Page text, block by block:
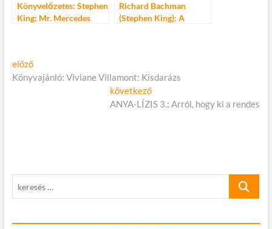
Könyvelőzetes: Stephen
King: Mr. Mercedes
Richard Bachman
(Stephen King): A
Bejegyzés
navigáció
előzőElőző
cikk:
Könyvajánló: Viviane Villamont: Kisdarázs
következőKövetkező
cikk:
ANYA-LÍZIS 3.: Arról, hogy ki a rendes
keresés